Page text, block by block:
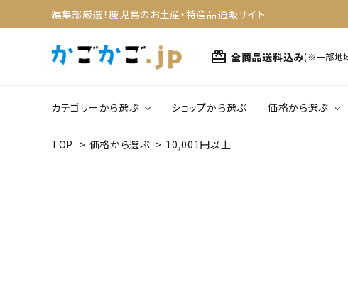
編集部厳選！鹿児島のお土産・特産品通販サイト
card_giftcard 全商品送料込み(※一部地
カテゴリーから選ぶ ショップから選ぶ 価格から選ぶ
TOP > 価格から選ぶ > 10,001円以上